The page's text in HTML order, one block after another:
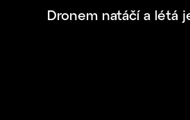
Dronem natáčí a létá